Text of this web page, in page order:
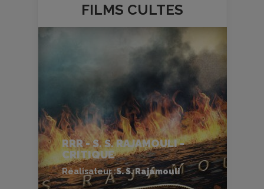
FILMS CULTES
RRR - S. S. RAJAMOULI -
CRITIQUE
Réalisateur :S. S. Rajamouli